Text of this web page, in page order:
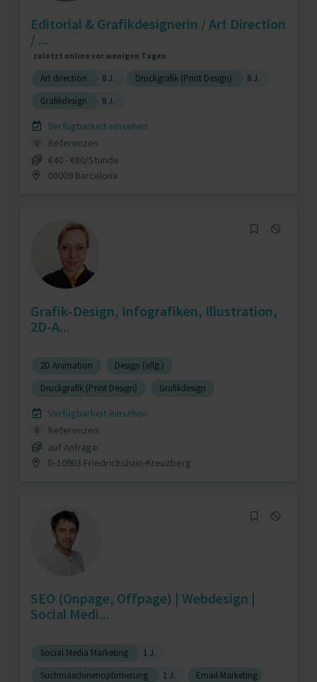
Editorial & Grafikdesignerin / Art Direction
/ ...
zuletzt online vor wenigen Tagen
Art direction 8 J. Druckgrafik (Print Design)
8 J.
Grafikdesign
8 J.
Verfügbarkeit einsehen
0
Referenzen
€40 - €80/Stunde
08009 Barcelona
Grafik-Design, Infografiken, Illustration,
2D-A...
2D Animation
Design (allg.)
Druckgrafik (Print Design)
Grafikdesign
Verfügbarkeit einsehen
0
Referenzen
auf Anfrage
D-10963 Friedrichshain-Kreuzberg
SEO (Onpage, Offpage) | Webdesign |
Social Medi...
Social Media Marketing
1 J.
Suchmaschinenoptimierung
1 J. Email Marketing